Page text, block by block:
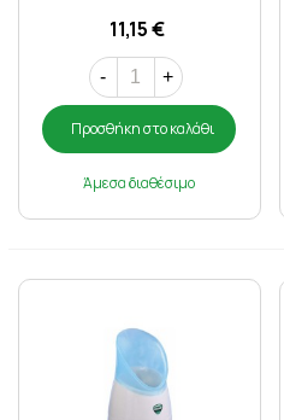
11,15 €
- +
Προσθήκη στο καλάθι
Άμεσα διαθέσιμο